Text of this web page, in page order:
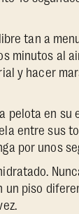
tan a
minutos al
y hacer
pelota en su
entre sus
por unos
un piso